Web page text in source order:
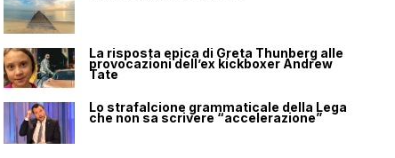
La risposta epica di Greta Thunberg alle
provocazioni dell’ex kickboxer Andrew
Tate
Lo strafalcione grammaticale della Lega
che non sa scrivere “accelerazione”